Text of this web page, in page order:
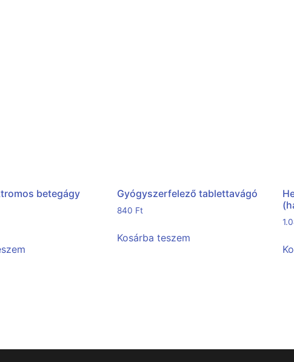
betegágy
Gyógyszerfelező tablettavágó
840 Ft
Kosárba teszem